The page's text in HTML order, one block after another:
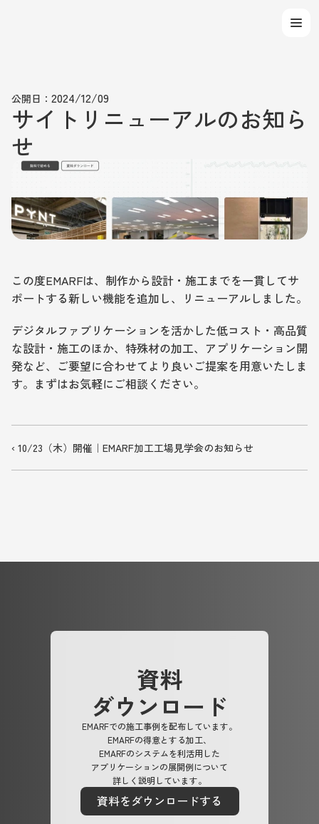
公開日： 2024/12/09
サイトリニューアルのお知ら
せ
この度EMARFは、制作から設計・施工までを一貫してサ
ポートする新しい機能を追加し、リニューアルしました。
デジタルファブリケーションを活かした低コスト・高品質
な設計・施工のほか、特殊材の加工、アプリケーション開
発など、ご要望に合わせてより良いご提案を用意いたしま
す。まずはお気軽にご相談ください。
‹ 10/23（木）開催｜EMARF加工工場見学会のお知らせ
資料
ダウンロード
EMARFでの施工事例を配布しています。
EMARFの得意とする加工、
EMARFのシステムを利活用した
アプリケーションの展開例について
詳しく説明しています。
資料をダウンロードする
資料をダウンロードする